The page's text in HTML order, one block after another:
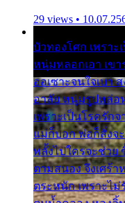
29 views •
บัวทองโศก เพรา
หนุ่มหลอกเอา เข
ออเซาะจนใจเบา
อาลัย หนุ่มรูปหล่อ
เพราะเป็นโรครัก
แม่ก็บอก พ่อก็สั่งจ
พลั้งไปใครจะช่วย
ตามสนอง จึงเศร้
ตระหนัก เพราะไ